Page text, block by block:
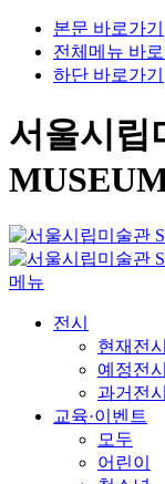
본문 바로가기
전체메뉴 바로
하단 바로가기
서울시립
메뉴
전시
현재전시
예정전시
과거전시
교육·이벤트
모두
어린이